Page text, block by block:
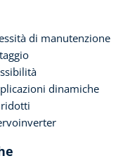
di manutenzione
dinamiche